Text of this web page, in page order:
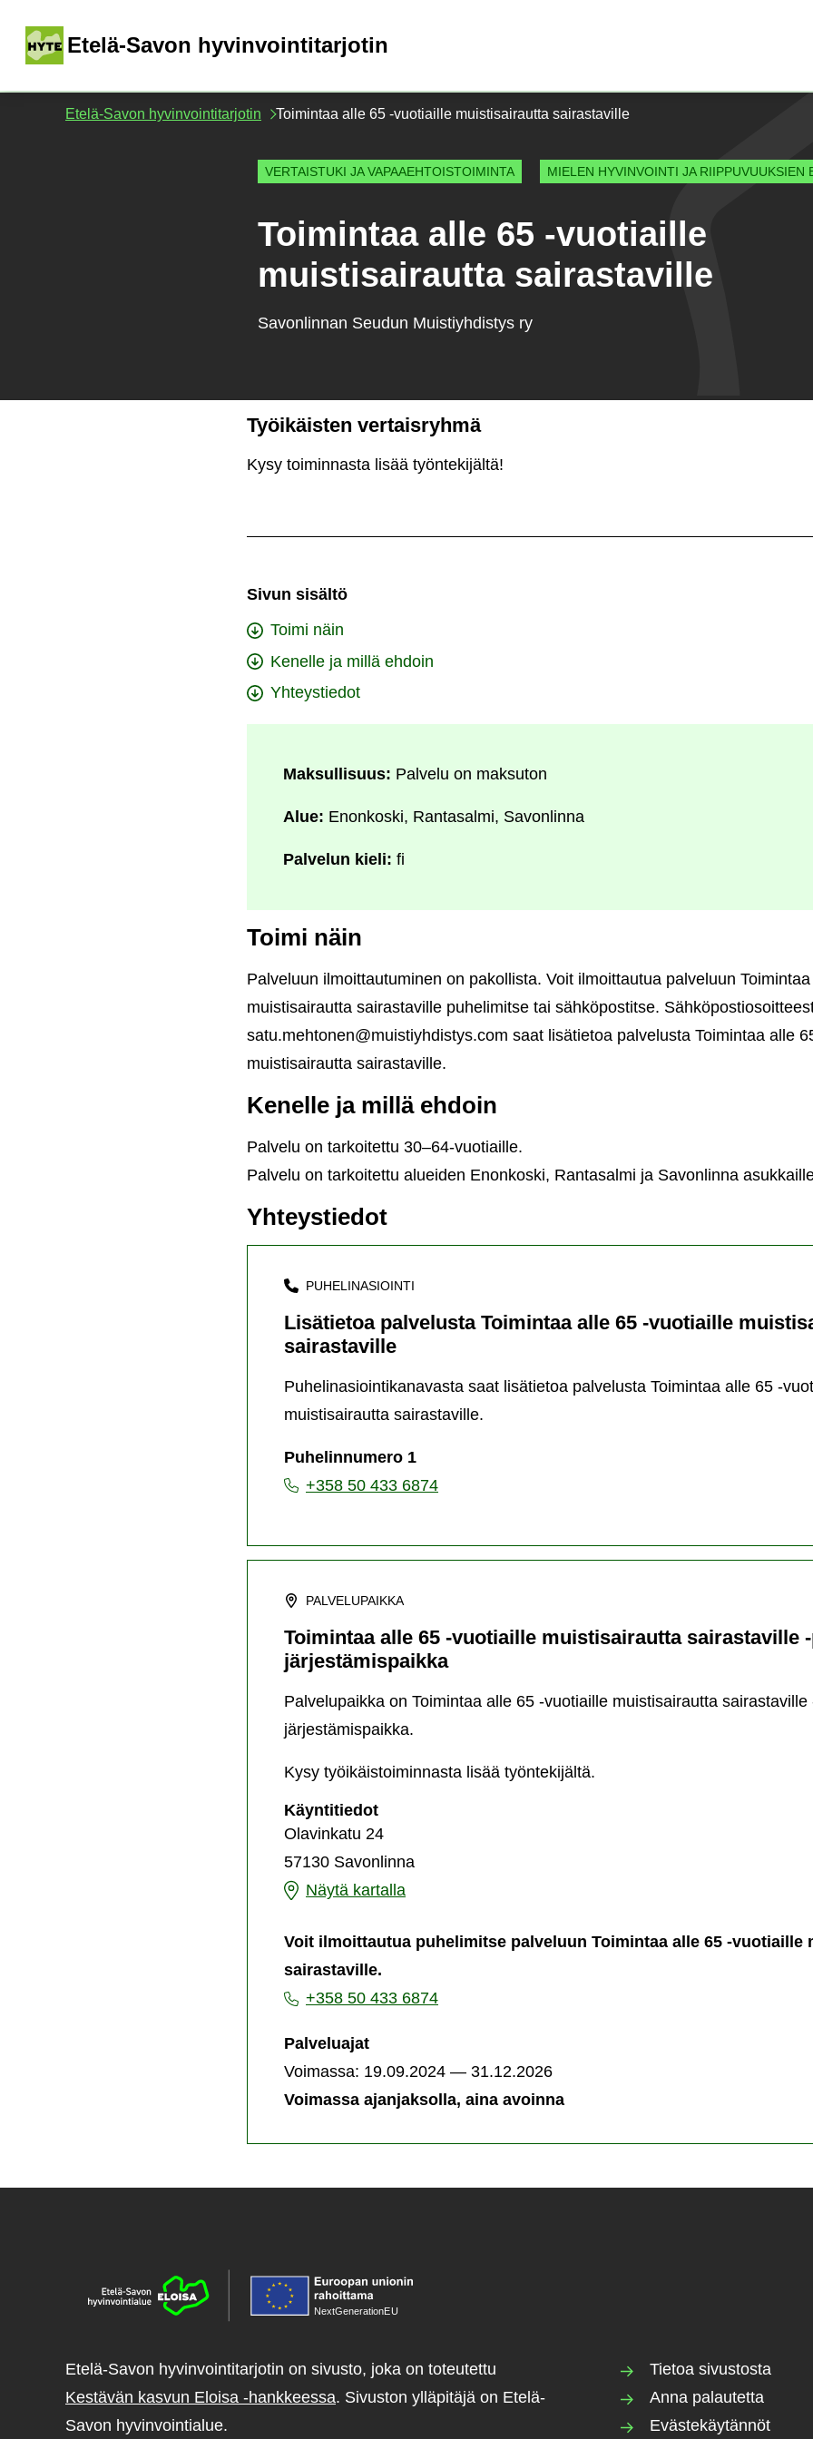
sisältöön
Etelä-Savon hyvinvointitarjotin
Etelä-Savon hyvinvointitarjotin Toimintaa alle 65 -vuotiaille muistisairautta sairastaville
VERTAISTUKI JA VAPAAEHTOISTOIMINTA MIELEN HYVINVOINTI JA RIIPPUVUUKSIEN
Toimintaa alle 65 -vuotiaille
muistisairautta sairastaville
Savonlinnan Seudun Muistiyhdistys ry
Työikäisten vertaisryhmä
Kysy toiminnasta lisää työntekijältä!
Sivun sisältö
Toimi näin
Kenelle ja millä ehdoin
Yhteystiedot
Maksullisuus: Palvelu on maksuton
Alue: Enonkoski, Rantasalmi, Savonlinna
Palvelun kieli: fi
Toimi näin
Palveluun ilmoittautuminen on pakollista. Voit ilmoittautua palveluun
muistisairautta sairastaville puhelimitse tai sähköpostitse.
satu.mehtonen@muistiyhdistys.com saat lisätietoa palvelusta Toimintaa alle
muistisairautta sairastaville.
Kenelle ja millä ehdoin
Palvelu on tarkoitettu 30–64-vuotiaille.
Palvelu on tarkoitettu alueiden Enonkoski, Rantasalmi ja Savonlinna
Yhteystiedot
PUHELINASIOINTI
Lisätietoa palvelusta Toimintaa alle 65 -vuotiaille
sairastaville
Puhelinasiointikanavasta saat lisätietoa palvelusta Toimintaa alle 65 -
muistisairautta sairastaville.
Puhelinnumero 1
+358 50 433 6874
PALVELUPAIKKA
Toimintaa alle 65 -vuotiaille muistisairautta sairastaville
järjestämispaikka
Palvelupaikka on Toimintaa alle 65 -vuotiaille muistisairautta sairastaville
järjestämispaikka.
Kysy työikäistoiminnasta lisää työntekijältä.
KäyntitiedotToimintaa
alle
-
vuotiaille
-
järjestämispaikka
Olavinkatu 24
57130 Savonlinna
Näytä kartalla
Toimintaa
65
-
vuotiaille
sairastaville
järjestämispaikka
Voit ilmoittautua puhelimitse palveluun Toimintaa alle 65 -vuotiaille
sairastaville.
+358 50 433 6874
Palveluajat
Voimassa: 19.09.2024 — 31.12.2026
Voimassa ajanjaksolla, aina avoinna
NextGenerationEU
Etelä-Savon hyvinvointitarjotin on sivusto, joka on toteutettu
Kestävän kasvun Eloisa -hankkeessa. Sivuston ylläpitäjä on Etelä-
Savon hyvinvointialue.
Tietoa sivustosta
Anna palautetta
Evästekäytännöt